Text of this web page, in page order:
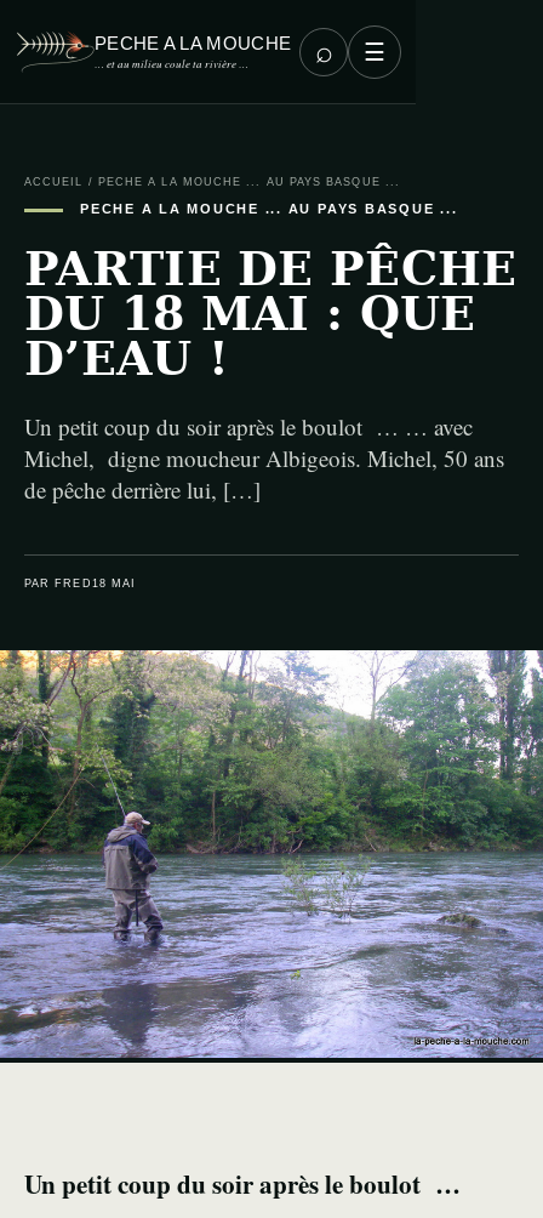
PECHE A LA MOUCHE
… et au milieu coule ta rivière … ⌕ ☰
ACCUEIL / PECHE A LA MOUCHE ... AU PAYS BASQUE ...
PECHE A LA MOUCHE ... AU PAYS BASQUE ...
PARTIE DE PÊCHE
DU 18 MAI : QUE
D’EAU !
Un petit coup du soir après le boulot … … avec
Michel, digne moucheur Albigeois. Michel, 50 ans
de pêche derrière lui, […]
PAR FRED 18 MAI
Un petit coup du soir après le boulot …